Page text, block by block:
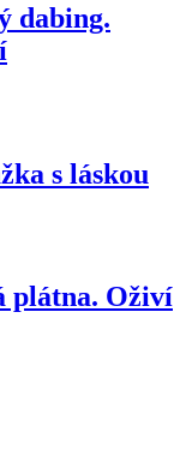
dabing.
s láskou
plátna. Oživí